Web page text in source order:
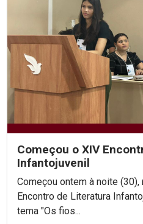
Começou o XIV
Infantojuvenil
Começou ontem à noite (30),
Encontro de Literatura
tema "Os fios...